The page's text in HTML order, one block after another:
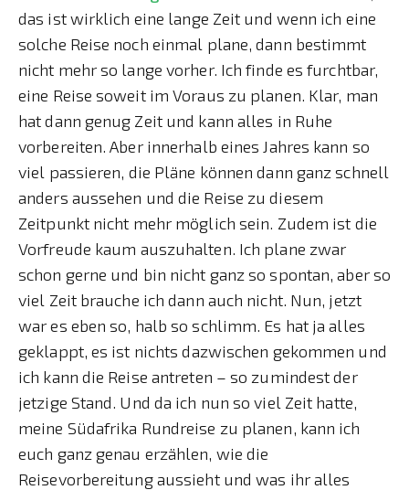
das ist wirklich eine lange Zeit und wenn ich eine
solche Reise noch einmal plane, dann bestimmt
nicht mehr so lange vorher. Ich finde es furchtbar,
eine Reise soweit im Voraus zu planen. Klar, man
hat dann genug Zeit und kann alles in Ruhe
vorbereiten. Aber innerhalb eines Jahres kann so
viel passieren, die Pläne können dann ganz schnell
anders aussehen und die Reise zu diesem
Zeitpunkt nicht mehr möglich sein. Zudem ist die
Vorfreude kaum auszuhalten. Ich plane zwar
schon gerne und bin nicht ganz so spontan, aber so
viel Zeit brauche ich dann auch nicht. Nun, jetzt
war es eben so, halb so schlimm. Es hat ja alles
geklappt, es ist nichts dazwischen gekommen und
ich kann die Reise antreten – so zumindest der
jetzige Stand. Und da ich nun so viel Zeit hatte,
meine Südafrika Rundreise zu planen, kann ich
euch ganz genau erzählen, wie die
Reisevorbereitung aussieht und was ihr alles